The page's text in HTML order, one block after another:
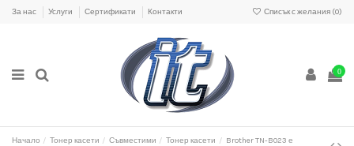
За нас Услуги Сертификати Контакти Списък с желания (0)
0
Начало Тонер касети Съвместими Тонер касети
Brother TN-B023 е